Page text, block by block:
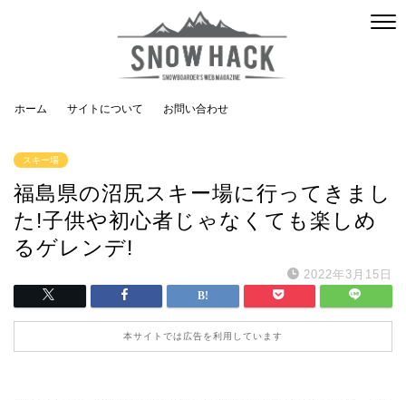
ホーム サイトについて お問い合わせ
スキー場
福島県の沼尻スキー場に行ってきまし
た!子供や初心者じゃなくても楽しめ
るゲレンデ!
2022年3月15日
本サイトでは広告を利用しています